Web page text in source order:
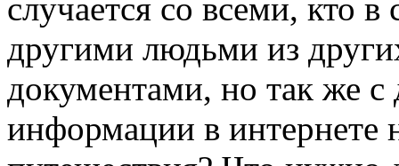
случается со всеми, кто
другими людьми из
документами, но так же
информации в интернете